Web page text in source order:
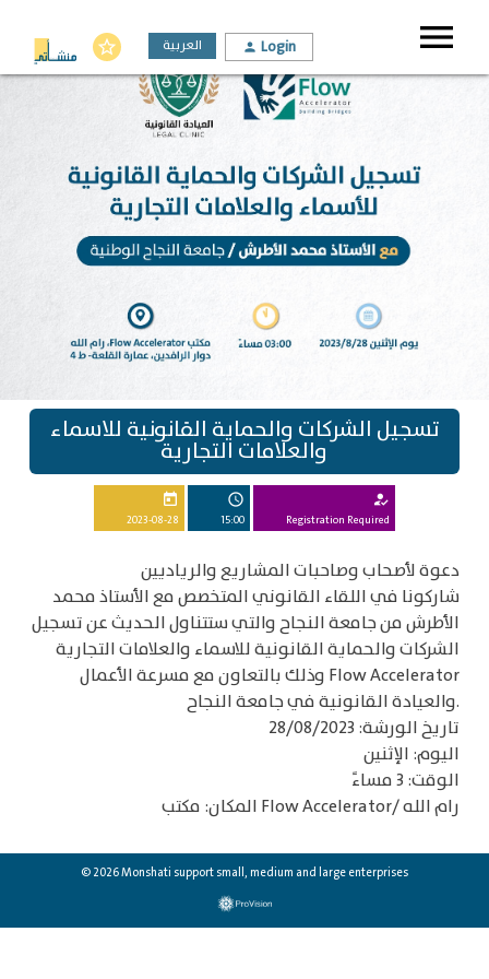
menu
star_border العربية person Login
تسجيل الشركات والحماية القانونية للاسماء
والعلامات التجارية
today
2023-08-28
schedule
15:00
how_to_reg
Registration Required
دعوة لأصحاب وصاحبات المشاريع والرياديين
الأطرش من جامعة النجاح والتي ستتناول الحديث عن تسجيل
الشركات والحماية القانونية للاسماء والعلامات التجارية
وذلك بالتعاون مع مسرعة الأعمال Flow Accelerator
والعيادة القانونية في جامعة النجاح.
تاريخ الورشة: 28/08/2023
اليوم: الإثنين
الوقت: 3 مساءً
المكان: مكتب Flow Accelerator/ رام الله
© 2026 Monshati support small, medium and large enterprises